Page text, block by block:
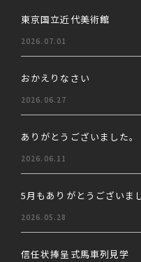
東京国立近代美術館
2026.07.01
おかえりなさい
2026.06.27
ありがとうございました。
2026.06.11
5月もありがとうございま
2026.05.28
信任状捧呈式馬車列見学